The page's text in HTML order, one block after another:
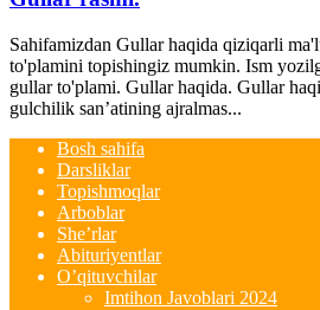
Sahifamizdan Gullar haqida qiziqarli
to'plamini topishingiz mumkin. Ism
gullar to'plami. Gullar haqida. Gullar
gulchilik san’atining ajralmas...
Bosh sahifa
Darsliklar
Topishmoqlar
Arboblar
She’rlar
Abituriyentlar
O’qituvchilar
Imtihon Javoblari 2024